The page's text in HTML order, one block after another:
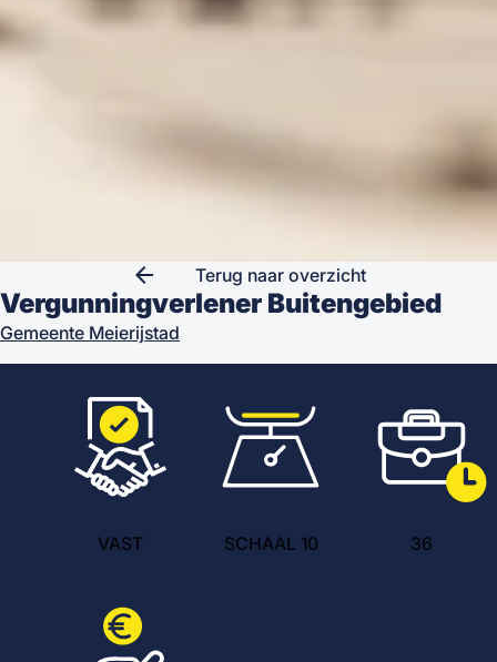
arrow_back Terug naar overzicht
Vergunningverlener Buitengebied
Gemeente Meierijstad
VAST SCHAAL 10 36